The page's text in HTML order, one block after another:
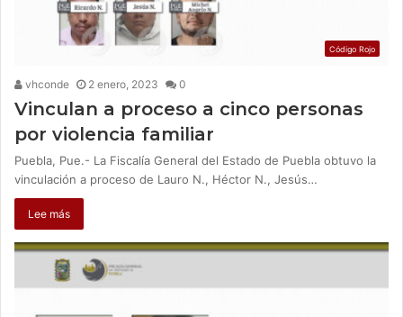
Código Rojo
vhconde 2 enero, 2023 0
Vinculan a proceso a cinco personas
por violencia familiar
Puebla, Pue.- La Fiscalía General del Estado de Puebla obtuvo la
vinculación a proceso de Lauro N., Héctor N., Jesús…
Lee más